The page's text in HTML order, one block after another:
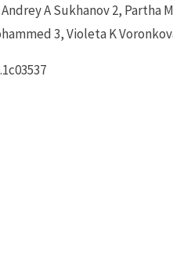
A Sukhanov 2, Partha
3, Violeta K